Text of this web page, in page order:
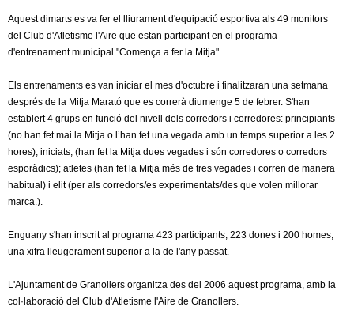
a
o
e
Aquest dimarts es va fer el lliurament d'equipació esportiva als 49 monitors
del Club d'Atletisme l'Aire que estan participant en el programa
d'entrenament municipal "Comença a fer la Mitja".
Els entrenaments es van iniciar el mes d'octubre i finalitzaran una setmana
després de la Mitja Marató que es correrà diumenge 5 de febrer. S'han
establert 4 grups en funció del nivell dels corredors i corredores: principiants
(no han fet mai la Mitja o l’han fet una vegada amb un temps superior a les 2
hores); iniciats, (han fet la Mitja dues vegades i són corredores o corredors
esporàdics); atletes (han fet la Mitja més de tres vegades i corren de manera
habitual) i elit (per als corredors/es experimentats/des que volen millorar
marca.).
Enguany s'han inscrit al programa 423 participants, 223 dones i 200 homes,
una xifra lleugerament superior a la de l'any passat.
L'Ajuntament de Granollers organitza des del 2006 aquest programa, amb la
col·laboració del Club d'Atletisme l'Aire de Granollers.